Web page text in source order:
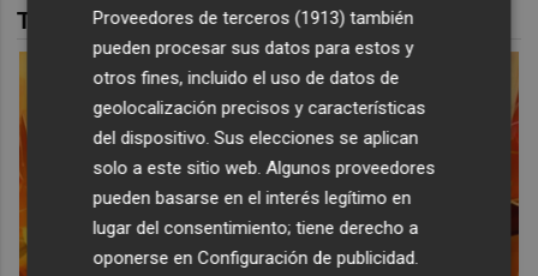
TAMBIÉN TE PUEDE INTERESAR
Proveedores de terceros (1913) también
pueden procesar sus datos para estos y
otros fines, incluido el uso de datos de
geolocalización precisos y características
del dispositivo. Sus elecciones se aplican
solo a este sitio web. Algunos proveedores
pueden basarse en el interés legítimo en
lugar del consentimiento; tiene derecho a
oponerse enConfiguración de publicidad.